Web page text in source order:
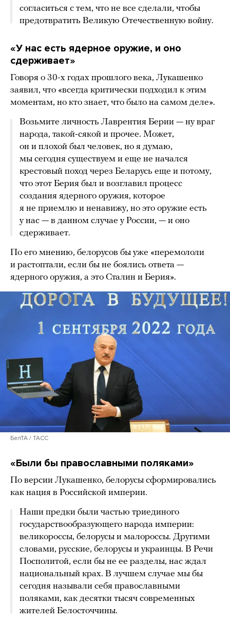
согласиться с тем, что не все сделали, чтобы
предотвратить Великую Отечественную войну.
«У нас есть ядерное оружие, и оно
сдерживает»
Говоря о 30-х годах прошлого века, Лукашенко
заявил, что «всегда критически подходил к этим
моментам, но кто знает, что было на самом деле».
Возьмите личность Лаврентия Берии — ну враг
народа, такой-сякой и прочее. Может,
он и плохой был человек, но я думаю,
мы сегодня существуем и еще не начался
крестовый поход через Беларусь еще и потому,
что этот Берия был и возглавил процесс
создания ядерного оружия, которое
я не приемлю и ненавижу, но это оружие есть
у нас — в данном случае у России, — и оно
сдерживает.
По его мнению, белорусов бы уже «перемололи
и растоптали, если бы не боялись ответа —
ядерного оружия, а это Сталин и Берия».
БелТА / ТАСС
«Были бы православными поляками»
По версии Лукашенко, белорусы сформировались
как нация в Российской империи.
Наши предки были частью триединого
государствообразующего народа империи:
великороссы, белорусы и малороссы. Другими
словами, русские, белорусы и украинцы. В Речи
Посполитой, если бы не ее разделы, нас ждал
национальный крах. В лучшем случае мы бы
сегодня называли себя православными
поляками, как десятки тысяч современных
жителей Белосточчины.